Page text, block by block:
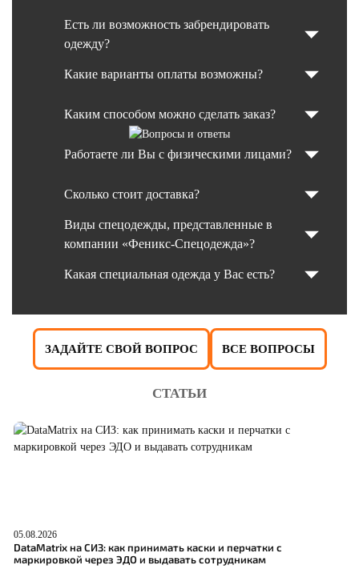
Есть ли возможность забрендировать
одежду?
Какие варианты оплаты возможны?
Каким способом можно сделать заказ?
Работаете ли Вы с физическими лицами?
Сколько стоит доставка?
Виды спецодежды, представленные в
компании «Феникс-Спецодежда»?
Какая специальная одежда у Вас есть?
ЗАДАЙТЕ СВОЙ ВОПРОС ВСЕ ВОПРОСЫ
СТАТЬИ
05.08.2026
DataMatrix на СИЗ: как принимать каски и перчатки с
маркировкой через ЭДО и выдавать сотрудникам